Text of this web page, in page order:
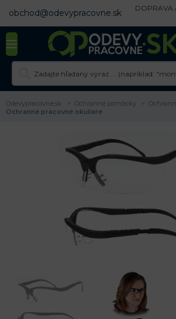
obchod@odevypracovne.sk DOPRAVA
Odevypracovne.sk Ochranné pomôcky
Ochranné pracovné okuliare